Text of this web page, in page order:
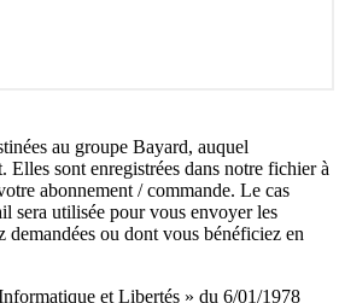
au groupe Bayard, auquel
sont enregistrées dans notre fichier à
abonnement / commande. Le cas
sera utilisée pour vous envoyer les
demandées ou dont vous bénéficiez en
et Libertés » du 6/01/1978